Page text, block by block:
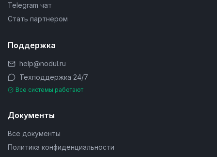
Telegram чат
Стать партнером
Поддержка
help@nodul.ru
Техподдержка 24/7
Все системы работают
Документы
Все документы
Политика конфиденциальности